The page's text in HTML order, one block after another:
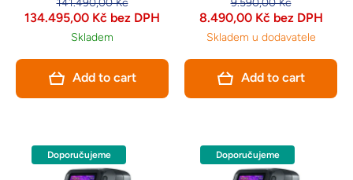
základní termální analýzy.
141.490,00 Kč
134.495,00 Kč bez DPH
Skladem
Add to cart
oblasti údržby elektrických
9.590,00 Kč
8.490,00 Kč bez DPH
Skladem u dodavatele
Add to cart
Doporučujeme Doporučujeme